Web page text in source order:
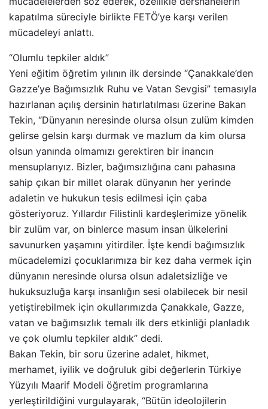
kapatılma süreciyle birlikte FETÖ’ye karşı verilen
mücadeleyi anlattı.
“Olumlu tepkiler aldık”
Yeni eğitim öğretim yılının ilk dersinde “Çanakkale’den
Gazze’ye Bağımsızlık Ruhu ve Vatan Sevgisi” temasıyla
hazırlanan açılış dersinin hatırlatılması üzerine Bakan
Tekin, “Dünyanın neresinde olursa olsun zulüm kimden
gelirse gelsin karşı durmak ve mazlum da kim olursa
olsun yanında olmamızı gerektiren bir inancın
mensuplarıyız. Bizler, bağımsızlığına canı pahasına
sahip çıkan bir millet olarak dünyanın her yerinde
adaletin ve hukukun tesis edilmesi için çaba
gösteriyoruz. Yıllardır Filistinli kardeşlerimize yönelik
bir zulüm var, on binlerce masum insan ülkelerini
savunurken yaşamını yitirdiler. İşte kendi bağımsızlık
mücadelemizi çocuklarımıza bir kez daha vermek için
dünyanın neresinde olursa olsun adaletsizliğe ve
hukuksuzluğa karşı insanlığın sesi olabilecek bir nesil
yetiştirebilmek için okullarımızda Çanakkale, Gazze,
vatan ve bağımsızlık temalı ilk ders etkinliği planladık
ve çok olumlu tepkiler aldık” dedi.
Bakan Tekin, bir soru üzerine adalet, hikmet,
merhamet, iyilik ve doğruluk gibi değerlerin Türkiye
Yüzyılı Maarif Modeli öğretim programlarına
yerleştirildiğini vurgulayarak, “Bütün ideolojilerin